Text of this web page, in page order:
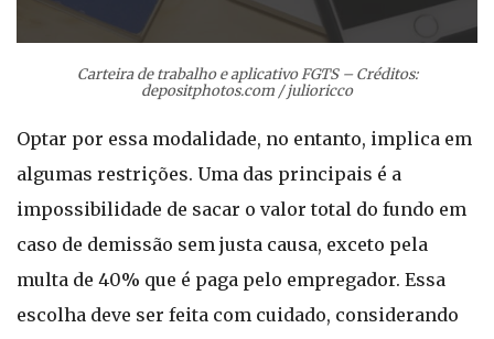
Carteira de trabalho e aplicativo FGTS – Créditos:
depositphotos.com / julioricco
Optar por essa modalidade, no entanto, implica em
algumas restrições. Uma das principais é a
impossibilidade de sacar o valor total do fundo em
caso de demissão sem justa causa, exceto pela
multa de 40% que é paga pelo empregador. Essa
escolha deve ser feita com cuidado, considerando